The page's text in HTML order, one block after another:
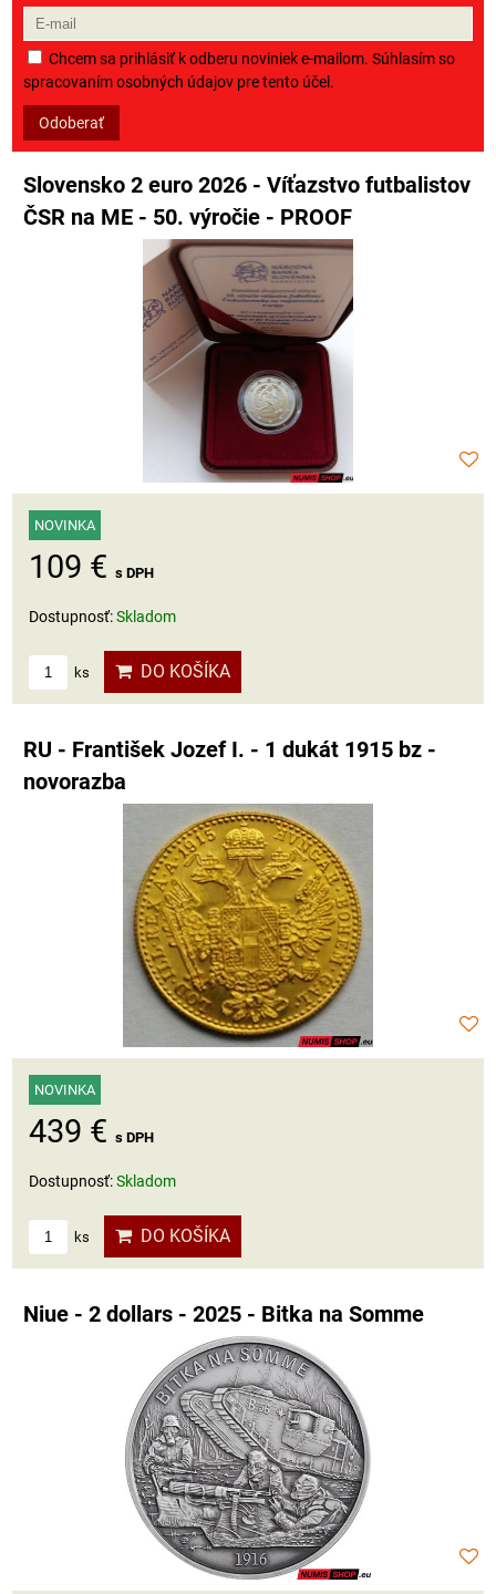
Chcem sa prihlásiť k odberu noviniek e-mailom. Súhlasím so
spracovaním osobných údajov pre tento účel.
Odoberať
Slovensko 2 euro 2026 - Víťazstvo futbalistov
ČSR na ME - 50. výročie - PROOF
NOVINKA
109 € s DPH
Dostupnosť:Skladom
ks DO KOŠÍKA
RU - František Jozef I. - 1 dukát 1915 bz -
novorazba
NOVINKA
439 € s DPH
Dostupnosť:Skladom
ks DO KOŠÍKA
Niue - 2 dollars - 2025 - Bitka na Somme